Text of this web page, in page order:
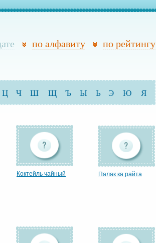
по алфавиту по рейтингу
Ц Ч Ш Щ Ъ Ы Ь Э Ю Я
Коктейль чайный Палак ка райта